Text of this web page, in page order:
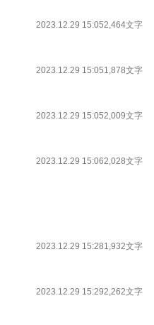
2023.12.29 15:052,464文字
2023.12.29 15:051,878文字
2023.12.29 15:052,009文字
2023.12.29 15:062,028文字
2023.12.29 15:281,932文字
2023.12.29 15:292,262文字